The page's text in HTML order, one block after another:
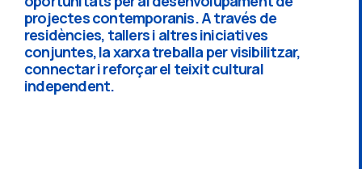
projectes contemporanis. A través de
residències, tallers i altres iniciatives
conjuntes, la xarxa treballa per visibilitzar,
connectar i reforçar el teixit cultural
independent.